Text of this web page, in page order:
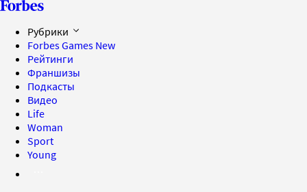
Рубрики
Forbes Games New
Рейтинги
Франшизы
Подкасты
Видео
Life
Woman
Sport
Young